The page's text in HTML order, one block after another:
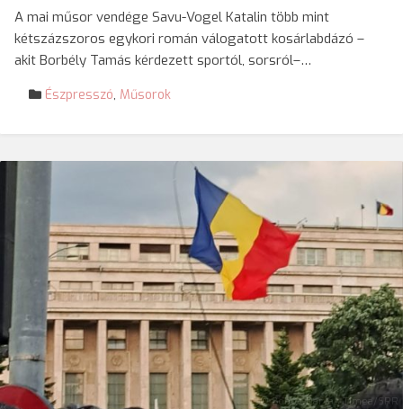
A mai műsor vendége Savu-Vogel Katalin több mint
kétszázszoros egykori román válogatott kosárlabdázó –
akit Borbély Tamás kérdezett sportól, sorsról–…
Észpresszó, Műsorok
© Boboc-Darvas Tímea/SRR